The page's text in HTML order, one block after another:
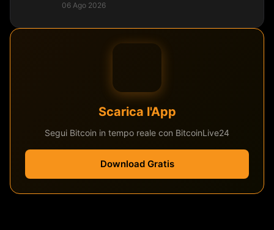
06 Ago 2026
Scarica l'App
Segui Bitcoin in tempo reale con BitcoinLive24
Download Gratis